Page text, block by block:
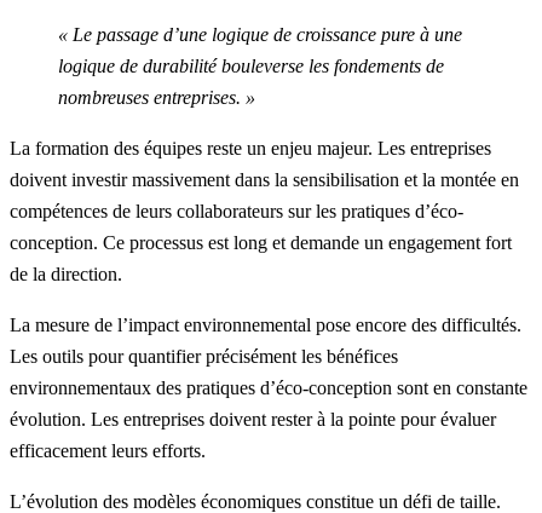
« Le passage d’une logique de croissance pure à une
logique de durabilité bouleverse les fondements de
nombreuses entreprises. »
La formation des équipes reste un enjeu majeur. Les entreprises
doivent investir massivement dans la sensibilisation et la montée en
compétences de leurs collaborateurs sur les pratiques d’éco-
conception. Ce processus est long et demande un engagement fort
de la direction.
La mesure de l’impact environnemental pose encore des difficultés.
Les outils pour quantifier précisément les bénéfices
environnementaux des pratiques d’éco-conception sont en constante
évolution. Les entreprises doivent rester à la pointe pour évaluer
efficacement leurs efforts.
L’évolution des modèles économiques constitue un défi de taille.